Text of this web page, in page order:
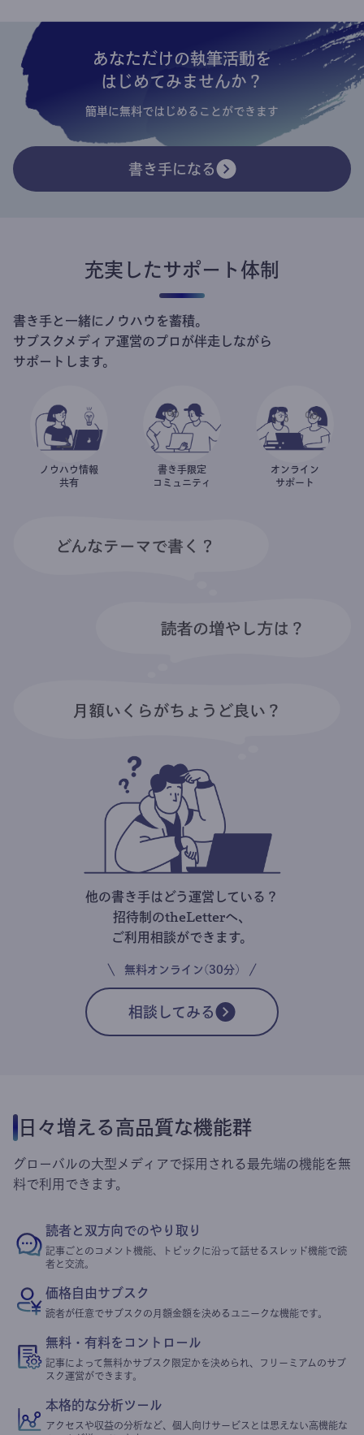
あなただけの執筆活動を
はじめてみませんか？
簡単に無料ではじめることができます
書き手になる
充実したサポート体制
書き手と一緒にノウハウを蓄積。
サブスクメディア運営のプロが伴走しながら
サポートします。
ノウハウ情報
共有
書き手限定
コミュニティ
オンライン
サポート
他の書き手はどう運営している？
招待制のtheLetterへ、
ご利用相談ができます。
無料オンライン(30分)
相談してみる
日々増える高品質な機能群
グローバルの大型メディアで採用される最先端の機能を無
料で利用できます。
読者と双方向でのやり取り
記事ごとのコメント機能、トピックに沿って話せるスレッド機能で読
者と交流。
価格自由サブスク
読者が任意でサブスクの月額金額を決めるユニークな機能です。
無料・有料をコントロール
記事によって無料かサブスク限定かを決められ、フリーミアムのサブ
スク運営ができます。
本格的な分析ツール
アクセスや収益の分析など、個人向けサービスとは思えない高機能な